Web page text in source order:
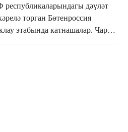
дәүләт
торган Бөтенроссия
этабында катнашалар. Чара